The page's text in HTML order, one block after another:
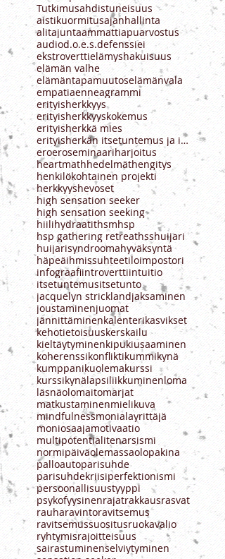
Andy MortD-vitamiiniEFT
HSP SOSHSP-testiMinna Martin
The Captain's PodThe Haven
Tutkimusahdistuneisuus
aistikuormitusajanhallinta
alitajuntaammatti apu arvostus
audiod.o.e.s.defenssiei
ekstroverttielämyshakuisuus
elämän valhe
elämäntapamuutoselämänvala
empatiaenneagrammi
erityisherkkyys
erityisherkkyyskokemus
erityisherkkä mies
erityisherkän itsetuntemus ja ihmissuhteet
eroeroseminaari harjoitus
heartmathhedelmäthengitys
henkilökohtainen projekti
herkkyyshevoset
high sensation seeker
high sensation seeking
hiilihydraatithsmhsp
hsp gathering retreathsshuijari
huijarisyndroomahyväksyntä
häpeäihmissuhteetiloimpostori
infograafiintrovertti intuitio
itsetuntemusitsetunto
jacquelyn stricklandjaksaminen
joustaminenjuomat
jännittäminenkalenterikasvikset
kehotietoisuuskerskailu
kieltäytyminenkipukiusaaminen
koherenssikonfliktikummikynä
kumppanikuolemakurssi
kurssikynälapsiliikkuminenloma
läsnäolomaitomarjat
matkustaminenmielikuva
mindfulnessmonialayrittäjä
moniosaajamotivaatio
multipotentialitenarsismi
normipäiväolemassaolo
pakina
palloautoparisuhde
parisuhdekriisiperfektionismi
persoonallisuustyyppi
psykofyysinenrajatrakkaus
rasvat
rauharavintoravitsemus